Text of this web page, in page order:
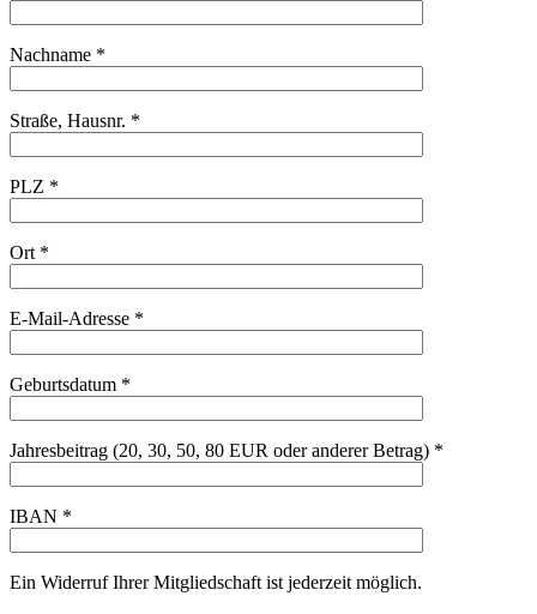
Nachname *
Straße, Hausnr. *
PLZ *
Ort *
E-Mail-Adresse *
Geburtsdatum *
Jahresbeitrag (20, 30, 50, 80 EUR oder anderer Betrag) *
IBAN *
Ein Widerruf Ihrer Mitgliedschaft ist jederzeit möglich.